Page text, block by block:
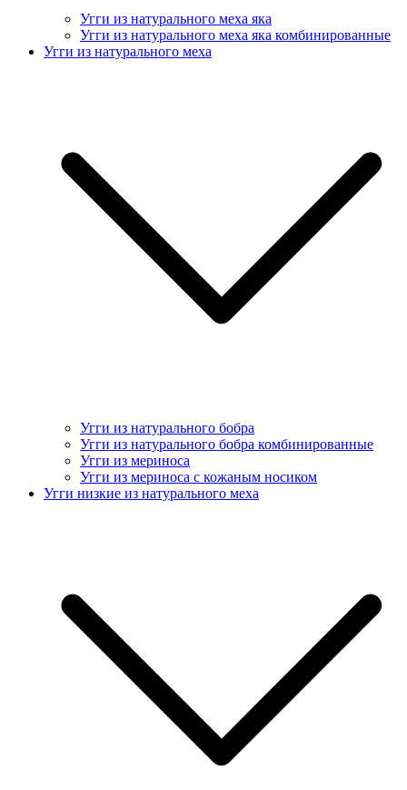
Угги из натурального меха яка
Угги из натурального меха яка комбинированные
Угги из натурального меха
Угги из натурального бобра
Угги из натурального бобра комбинированные
Угги из мериноса
Угги из мериноса с кожаным носиком
Угги низкие из натурального меха